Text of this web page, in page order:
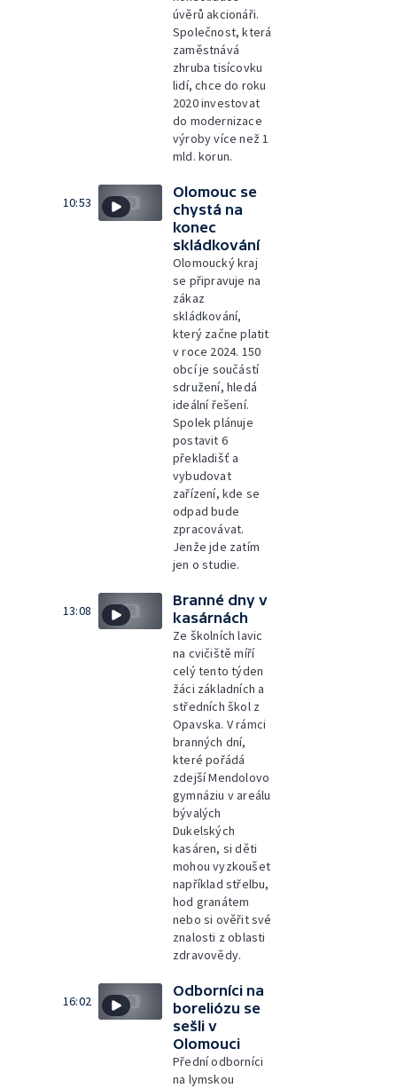
úvěrů akcionáři.
Společnost, která
zaměstnává
zhruba tisícovku
lidí, chce do roku
2020 investovat
do modernizace
výroby více než 1
mld. korun.
10:53
Olomouc se
chystá na
konec
skládkování
Olomoucký kraj
se připravuje na
zákaz
skládkování,
který začne platit
v roce 2024. 150
obcí je součástí
sdružení, hledá
ideální řešení.
Spolek plánuje
postavit 6
překladišť a
vybudovat
zařízení, kde se
odpad bude
zpracovávat.
Jenže jde zatím
jen o studie.
13:08
Branné dny v
kasárnách
Ze školních lavic
na cvičiště míří
celý tento týden
žáci základních a
středních škol z
Opavska. V rámci
branných dní,
které pořádá
zdejší Mendolovo
gymnáziu v areálu
bývalých
Dukelských
kasáren, si děti
mohou vyzkoušet
například střelbu,
hod granátem
nebo si ověřit své
znalosti z oblasti
zdravovědy.
16:02
Odborníci na
boreliózu se
sešli v
Olomouci
Přední odborníci
na lymskou